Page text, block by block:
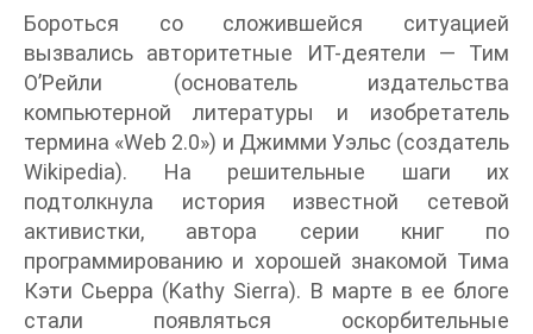
Бороться со сложившейся ситуацией
вызвались авторитетные ИТ-деятели — Тим
О’Рейли (основатель издательства
компьютерной литературы и изобретатель
термина «Web 2.0») и Джимми Уэльс (создатель
Wikipedia). На решительные шаги их
подтолкнула история известной сетевой
активистки, автора серии книг по
программированию и хорошей знакомой Тима
Кэти Сьерра (Kathy Sierra). В марте в ее блоге
стали появляться оскорбительные